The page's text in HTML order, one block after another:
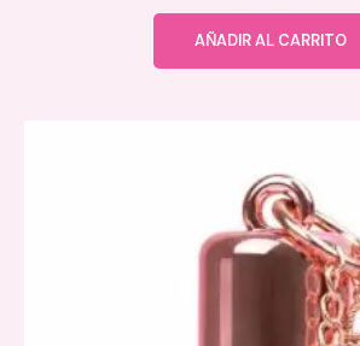
AÑADIR AL CARRITO